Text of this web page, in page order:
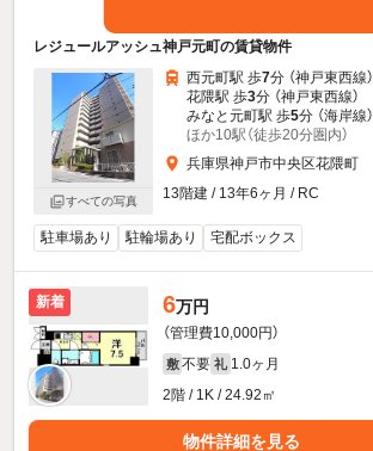
レジュールアッシュ神戸元町の賃貸物件
すべての写真
西元町駅 歩7分 （神戸東西線）
花隈駅 歩3分 （神戸東西線）
みなと元町駅 歩5分 （海岸線）
ほか10駅（徒歩20分圏内）
兵庫県神戸市中央区花隈町
13階建 / 13年6ヶ月 / RC
駐車場あり 駐輪場あり 宅配ボックス
新着 6万円
（管理費10,000円）
敷 不要 礼 1.0ヶ月
2階 / 1K / 24.92㎡
物件詳細を見る